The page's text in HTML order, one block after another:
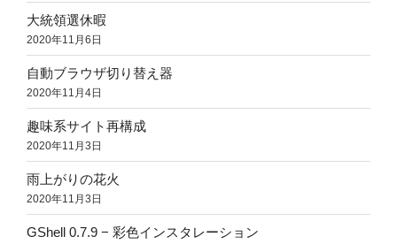
大統領選休暇
2020年11月6日
自動ブラウザ切り替え器
2020年11月4日
趣味系サイト再構成
2020年11月3日
雨上がりの花火
2020年11月3日
GShell 0.7.9 − 彩色インスタレーション